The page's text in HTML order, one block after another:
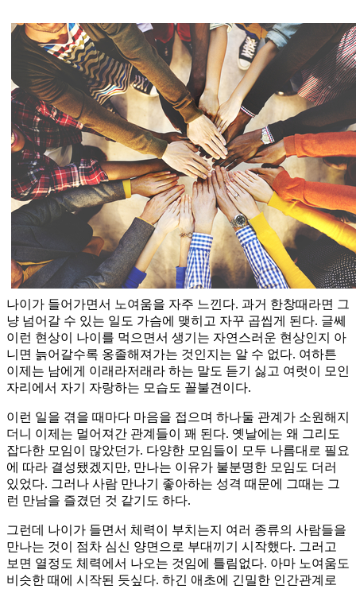
나이가 들어가면서 노여움을 자주 느낀다. 과거 한창때라면 그
냥 넘어갈 수 있는 일도 가슴에 맺히고 자꾸 곱씹게 된다. 글쎄
이런 현상이 나이를 먹으면서 생기는 자연스러운 현상인지 아
니면 늙어갈수록 옹졸해져가는 것인지는 알 수 없다. 여하튼
이제는 남에게 이래라저래라 하는 말도 듣기 싫고 여럿이 모인
자리에서 자기 자랑하는 모습도 꼴불견이다.
이런 일을 겪을 때마다 마음을 접으며 하나둘 관계가 소원해지
더니 이제는 멀어져간 관계들이 꽤 된다. 옛날에는 왜 그리도
잡다한 모임이 많았던가. 다양한 모임들이 모두 나름대로 필요
에 따라 결성됐겠지만, 만나는 이유가 불분명한 모임도 더러
있었다. 그러나 사람 만나기 좋아하는 성격 때문에 그때는 그
런 만남을 즐겼던 것 같기도 하다.
그런데 나이가 들면서 체력이 부치는지 여러 종류의 사람들을
만나는 것이 점차 심신 양면으로 부대끼기 시작했다. 그러고
보면 열정도 체력에서 나오는 것임에 틀림없다. 아마 노여움도
비슷한 때에 시작된 듯싶다. 하긴 애초에 긴밀한 인간관계로